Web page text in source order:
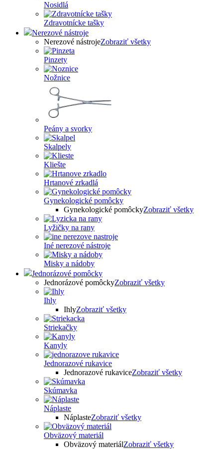
Nosidlá
Zdravotnícke tašky
Nerezové nástroje
Nerezové nástrojeZobraziť všetky
Pinzety
Nožnice
Peány a svorky
Skalpely
Kliešte
Hrtanové zrkadlá
Gynekologické pomôcky
Gynekologické pomôckyZobraziť všetky
Lyžičky na rany
Iné nerezové nástroje
Misky a nádoby
Jednorázové pomôcky
Jednorázové pomôckyZobraziť všetky
Ihly
IhlyZobraziť všetky
Striekačky
Kanyly
Jednorazové rukavice
Jednorazové rukaviceZobraziť všetky
Skúmavka
Náplaste
NáplasteZobraziť všetky
Obväzový materiál
Obväzový materiálZobraziť všetky